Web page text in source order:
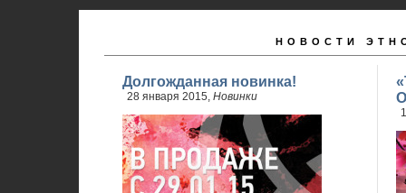
НОВОСТИ
Долгожданная новинка!
28 января 2015, Новинки